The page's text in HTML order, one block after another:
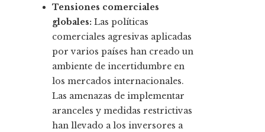
Tensiones comerciales
globales: Las políticas
comerciales agresivas aplicadas
por varios países han creado un
ambiente de incertidumbre en
los mercados internacionales.
Las amenazas de implementar
aranceles y medidas restrictivas
han llevado a los inversores a